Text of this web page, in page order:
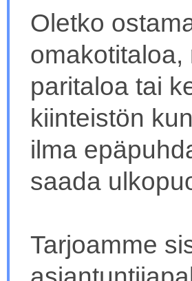
Oletko
paritaloa tai
kiinteistön
ilma
saada
Tarjoamme